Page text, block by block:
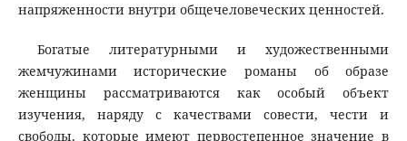
напряженности внутри общечеловеческих ценностей.
Богатые литературными и художественными
жемчужинами исторические романы об образе
женщины рассматриваются как особый объект
изучения, наряду с качествами совести, чести и
свободы, которые имеют первостепенное значение в